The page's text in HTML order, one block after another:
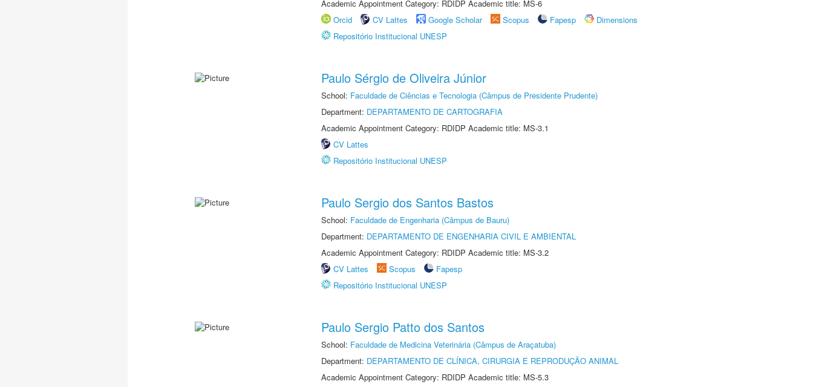
Academic Appointment Category: RDIDP Academic title: MS-6
Orcid
CV Lattes Google Scholar Scopus Fapesp
Dimensions
Repositório Institucional UNESP
Paulo Sérgio de Oliveira Júnior
School: Faculdade de Ciências e Tecnologia (Câmpus de Presidente Prudente)
Department: DEPARTAMENTO DE CARTOGRAFIA
Academic Appointment Category: RDIDP Academic title: MS-3.1
CV Lattes
Repositório Institucional UNESP
Paulo Sergio dos Santos Bastos
School: Faculdade de Engenharia (Câmpus de Bauru)
Department: DEPARTAMENTO DE ENGENHARIA CIVIL E AMBIENTAL
Academic Appointment Category: RDIDP Academic title: MS-3.2
CV Lattes
Scopus
Fapesp
Repositório Institucional UNESP
Paulo Sergio Patto dos Santos
School: Faculdade de Medicina Veterinária (Câmpus de Araçatuba)
Department: DEPARTAMENTO DE CLÍNICA, CIRURGIA E REPRODUÇÃO ANIMAL
Academic Appointment Category: RDIDP Academic title: MS-5.3